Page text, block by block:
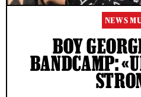
NEWS
BOY
BANDCAMP: